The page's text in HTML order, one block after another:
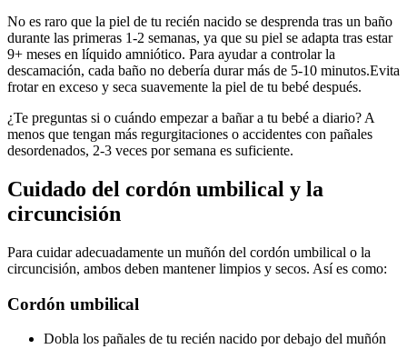
No es raro que la piel de tu recién nacido se desprenda tras un baño
durante las primeras 1-2 semanas, ya que su piel se adapta tras estar
9+ meses en líquido amniótico. Para ayudar a controlar la
descamación, cada baño no debería durar más de 5-10 minutos.Evita
frotar en exceso y seca suavemente la piel de tu bebé después.
¿Te preguntas si o cuándo empezar a bañar a tu bebé a diario? A
menos que tengan más regurgitaciones o accidentes con pañales
desordenados, 2-3 veces por semana es suficiente.
Cuidado del cordón umbilical y la
circuncisión
Para cuidar adecuadamente un muñón del cordón umbilical o la
circuncisión, ambos deben mantener limpios y secos. Así es como:
Cordón umbilical
Dobla los pañales de tu recién nacido por debajo del muñón